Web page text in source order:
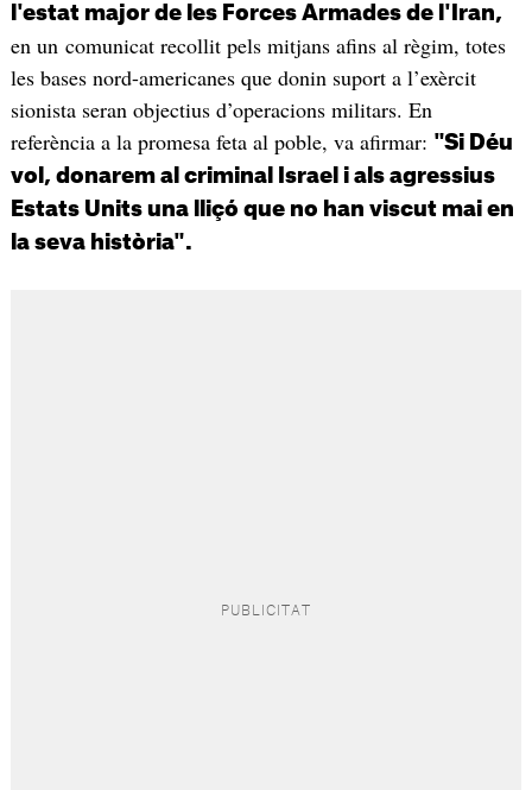
l'estat major de les Forces Armades de l'Iran,
en un comunicat recollit pels mitjans afins al règim, totes
les bases nord-americanes que donin suport a l’exèrcit
sionista seran objectius d’operacions militars. En
referència a la promesa feta al poble, va afirmar: "Si Déu
vol, donarem al criminal Israel i als agressius
Estats Units una lliçó que no han viscut mai en
la seva història".